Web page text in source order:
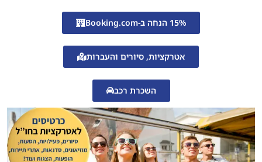
15% הנחה ב-Booking.com
אטרקציות, סיורים והעברות
השכרת רכב